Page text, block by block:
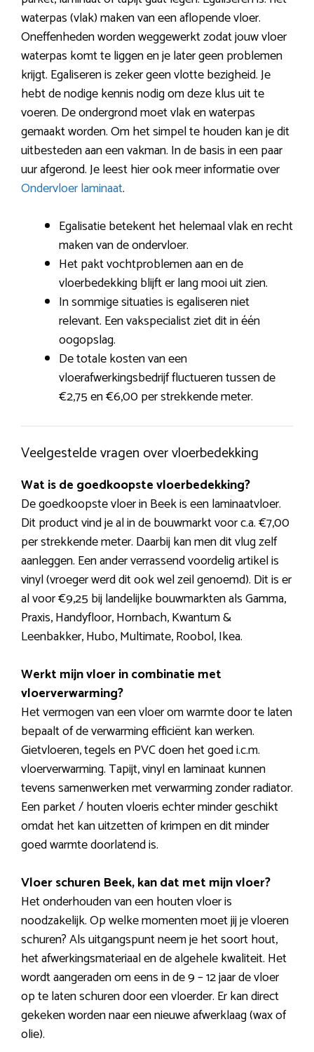
waterpas (vlak) maken van een aflopende vloer.
Oneffenheden worden weggewerkt zodat jouw vloer
waterpas komt te liggen en je later geen problemen
krijgt. Egaliseren is zeker geen vlotte bezigheid. Je
hebt de nodige kennis nodig om deze klus uit te
voeren. De ondergrond moet vlak en waterpas
gemaakt worden. Om het simpel te houden kan je dit
uitbesteden aan een vakman. In de basis in een paar
uur afgerond. Je leest hier ook meer informatie over
Ondervloer laminaat.
Egalisatie betekent het helemaal vlak en recht
maken van de ondervloer.
Het pakt vochtproblemen aan en de
vloerbedekking blijft er lang mooi uit zien.
In sommige situaties is egaliseren niet
relevant. Een vakspecialist ziet dit in één
oogopslag.
De totale kosten van een
vloerafwerkingsbedrijf fluctueren tussen de
€2,75 en €6,00 per strekkende meter.
Veelgestelde vragen over vloerbedekking
Wat is de goedkoopste vloerbedekking?
De goedkoopste vloer in Beek is een laminaatvloer.
Dit product vind je al in de bouwmarkt voor c.a. €7,00
per strekkende meter. Daarbij kan men dit vlug zelf
aanleggen. Een ander verrassend voordelig artikel is
vinyl (vroeger werd dit ook wel zeil genoemd). Dit is er
al voor €9,25 bij landelijke bouwmarkten als Gamma,
Praxis, Handyfloor, Hornbach, Kwantum &
Leenbakker, Hubo, Multimate, Roobol, Ikea.
Werkt mijn vloer in combinatie met
vloerverwarming?
Het vermogen van een vloer om warmte door te laten
bepaalt of de verwarming efficiënt kan werken.
Gietvloeren, tegels en PVC doen het goed i.c.m.
vloerverwarming. Tapijt, vinyl en laminaat kunnen
tevens samenwerken met verwarming zonder radiator.
Een parket / houten vloeris echter minder geschikt
omdat het kan uitzetten of krimpen en dit minder
goed warmte doorlatend is.
Vloer schuren Beek, kan dat met mijn vloer?
Het onderhouden van een houten vloer is
noodzakelijk. Op welke momenten moet jij je vloeren
schuren? Als uitgangspunt neem je het soort hout,
het afwerkingsmateriaal en de algehele kwaliteit. Het
wordt aangeraden om eens in de 9 – 12 jaar de vloer
op te laten schuren door een vloerder. Er kan direct
gekeken worden naar een nieuwe afwerklaag (wax of
olie).